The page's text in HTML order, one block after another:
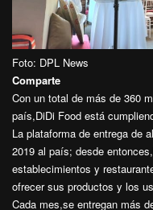
Foto: DPL News
Comparte
Con un total de más de 360
país,DiDi Food está
La plataforma de entrega de
2019 al país; desde
establecimientos y
ofrecer sus productos y los
Cada mes,se entregan más